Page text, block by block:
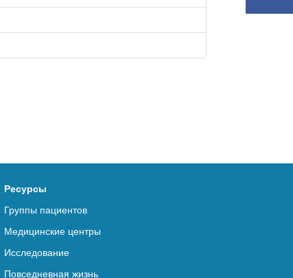
Ресурсы
Группы пациентов
Медицинские центры
Исследование
Повседневная жизнь